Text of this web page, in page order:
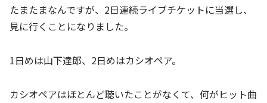
たまたまなんですが、2日連続ライブチケットに当選し、
見に行くことになりました。
1日めは山下達郎、2日めはカシオペア。
カシオペアはほとんど聴いたことがなくて、何がヒット曲